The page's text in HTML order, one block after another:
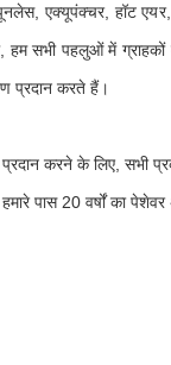
एक्यूपंक्चर, हॉट एयर,
हम सभी पहलुओं में
प्रदान करते हैं।
प्रदान करने के लिए, सभी
पास 20 वर्षों का